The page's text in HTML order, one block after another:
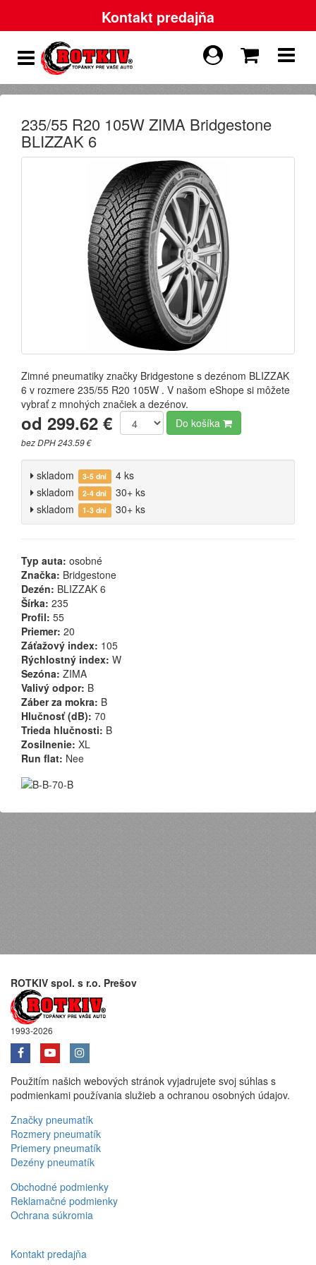
Kontakt predajňa
235/55 R20 105W ZIMA Bridgestone
BLIZZAK 6
Zimné pneumatiky značky Bridgestone s dezénom BLIZZAK
6 v rozmere 235/55 R20 105W . V našom eShope si môžete
vybrať z mnohých značiek a dezénov.
od 299.62 €
bez DPH 243.59 €
Do košíka
skladom 3-5 dní
4 ks
skladom
2-4 dni
30+ ks
skladom
1-3 dni 30+ ks
Typ auta: osobné
Značka: Bridgestone
Dezén: BLIZZAK 6
Šírka: 235
Profil: 55
Priemer: 20
Záťažový index: 105
Rýchlostný index: W
Sezóna: ZIMA
Valivý odpor: B
Záber za mokra: B
Hlučnosť (dB): 70
Trieda hlučnosti: B
Zosilnenie: XL
Run flat: Nee
ROTKIV spol. s r.o. Prešov
1993-2026
Použitím našich webových stránok vyjadrujete svoj súhlas s
podmienkami používania služieb a ochranou osobných údajov.
Značky pneumatík
Rozmery pneumatík
Priemery pneumatík
Dezény pneumatík
Obchodné podmienky
Reklamačné podmienky
Ochrana súkromia
Kontakt predajňa